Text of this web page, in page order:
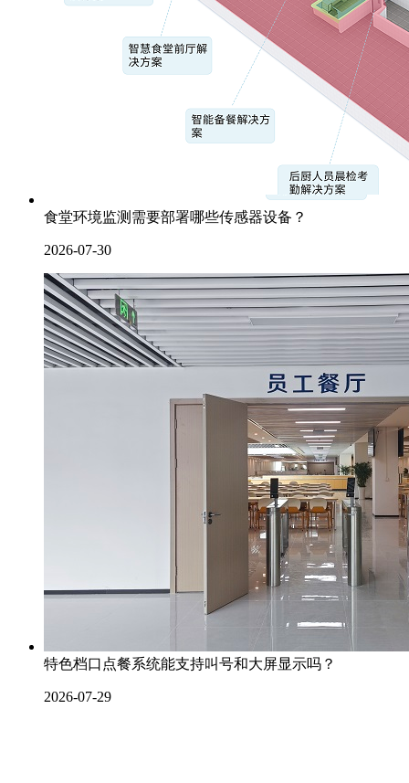
食堂环境监测需要部署哪些传感器设备？
2026-07-30
特色档口点餐系统能支持叫号和大屏显示吗？
2026-07-29